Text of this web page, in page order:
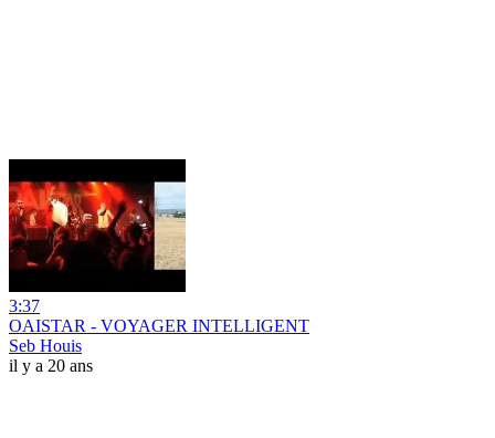
3:37
OAISTAR - VOYAGER INTELLIGENT
Seb Houis
il y a 20 ans